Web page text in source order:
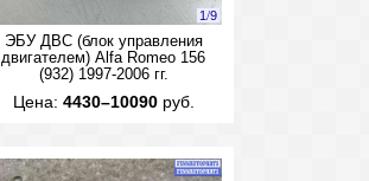
1/9
ЭБУ ДВС (блок управления
двигателем) Alfa Romeo 156
(932) 1997-2006 гг.
Цена: 4430–10090руб.